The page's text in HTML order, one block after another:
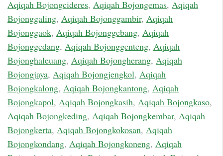
Aqiqah Bojongcideres, Aqiqah Bojongemas, Aqiqah
Bojonggaling, Aqiqah Bojonggambir, Aqiqah
Bojonggaok, Aqiqah Bojonggebang, Aqiqah
Bojonggedang, Aqiqah Bojonggenteng, Aqiqah
Bojonghaleuang, Aqiqah Bojongherang, Aqiqah
Bojongjaya, Aqiqah Bojongjengkol, Aqiqah
Bojongkalong, Aqiqah Bojongkantong, Aqiqah
Bojongkapol, Aqiqah Bojongkasih, Aqiqah Bojongkaso,
Aqiqah Bojongkeding, Aqiqah Bojongkembar, Aqiqah
Bojongkerta, Aqiqah Bojongkokosan, Aqiqah
Bojongkondang, Aqiqah Bojongkoneng, Aqiqah